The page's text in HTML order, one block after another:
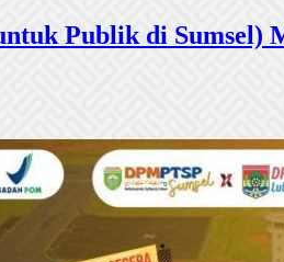
Publik di Sumsel)